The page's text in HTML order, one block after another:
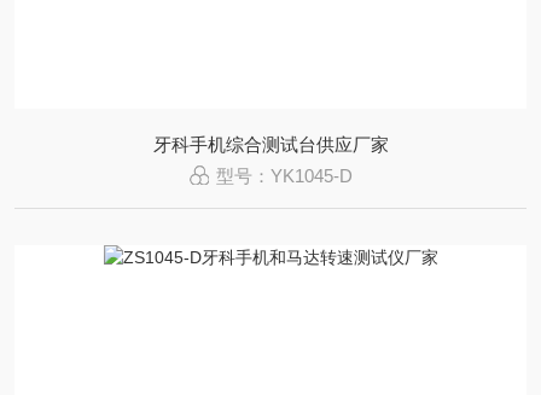
牙科手机综合测试台供应厂家
型号：YK1045-D